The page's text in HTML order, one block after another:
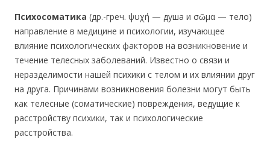
Психосоматика (др.-греч. ψυχή — душа и σῶμα — тело)
направление в медицине и психологии, изучающее
влияние психологических факторов на возникновение и
течение телесных заболеваний. Известно о связи и
неразделимости нашей психики с телом и их влиянии друг
на друга. Причинами возникновения болезни могут быть
как телесные (соматические) повреждения, ведущие к
расстройству психики, так и психологические
расстройства.